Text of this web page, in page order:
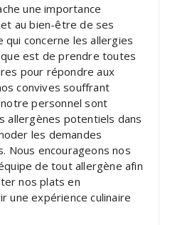
une importance
au bien-être de ses
concerne les allergies
est de prendre toutes
pour répondre aux
convives souffrant
personnel sont
allergènes potentiels dans
les demandes
Nous encourageons nos
de tout allergène afin
nos plats en
une expérience culinaire